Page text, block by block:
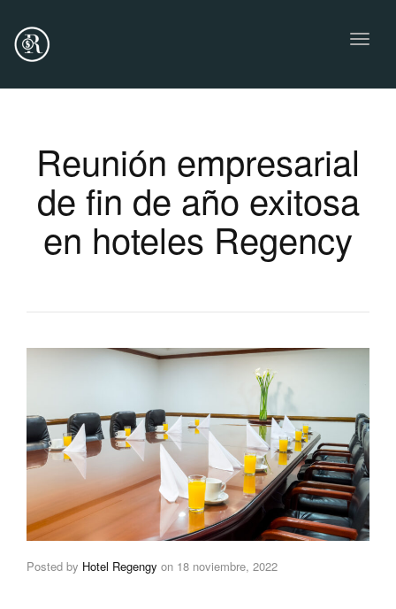
Toggle
Reunión empresarial
de fin de año exitosa
en hoteles Regency
Posted by Hotel Regengy on 18 noviembre, 2022